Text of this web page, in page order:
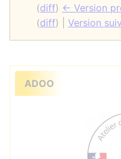
(diff) ← Version
(diff) | Version
ADOO